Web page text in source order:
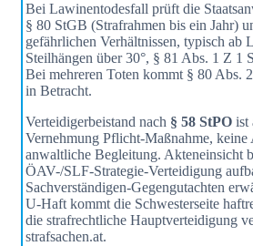
Bei Lawinentodesfall prüft die
§ 80 StGB (Strafrahmen bis ein Jahr)
gefährlichen Verhältnissen, typisch ab
Steilhängen über 30°, § 81 Abs. 1 Z 1
Bei mehreren Toten kommt § 80 Abs.
in Betracht.
Verteidigerbeistand nach § 58 StPO ist
Vernehmung Pflicht-Maßnahme, keine
anwaltliche Begleitung. Akteneinsicht
ÖAV-/SLF-Strategie-Verteidigung
Sachverständigen-Gegengutachten
U-Haft kommt die Schwesterseite
die strafrechtliche Hauptverteidigung
strafsachen.at.